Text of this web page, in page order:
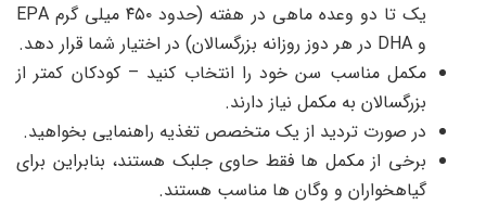
یک تا دو وعده ماهی در هفته (حدود ۴۵۰ میلی گرم EPA
و DHA در هر دوز روزانه بزرگسالان) در اختیار شما قرار دهد.
مکمل مناسب سن خود را انتخاب کنید – کودکان کمتر از
بزرگسالان به مکمل نیاز دارند.
در صورت تردید از یک متخصص تغذیه راهنمایی بخواهید.
برخی از مکمل ها فقط حاوی جلبک هستند، بنابراین برای
گیاهخواران و وگان ها مناسب هستند.